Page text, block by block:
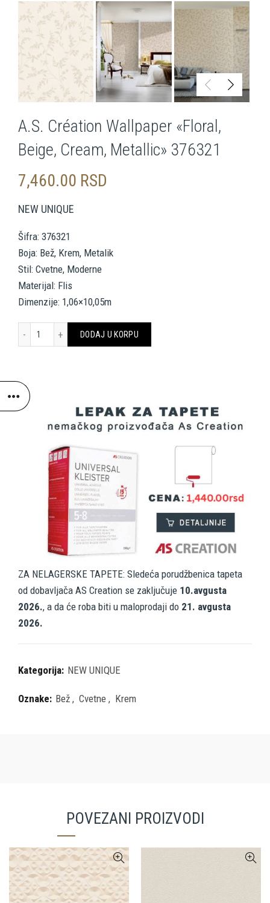
A.S. Création Wallpaper «Floral,
Beige, Cream, Metallic» 376321
7,460.00 RSD
NEW UNIQUE
Šifra: 376321
Boja: Bež, Krem, Metalik
Stil: Cvetne, Moderne
Materijal: Flis
Dimenzije: 1,06×10,05m
A.S. Création Wallpaper «Floral, Beige, Cream, Metallic» 376321
DODAJ U KORPU
ZA NELAGERSKE TAPETE: Sledeća porudžbenica tapeta
od dobavljača AS Creation se zaključuje 10.avgusta
2026., a da će roba biti u maloprodaji do 21. avgusta
2026.
Kategorija: NEW UNIQUE
Oznake: Bež , Cvetne , Krem
POVEZANI PROIZVODI